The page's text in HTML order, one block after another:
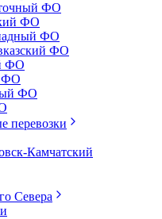
ФО
ФО
ФО
ФО
ФО
ФО
ФО
перевозки
Камчатский
Севера